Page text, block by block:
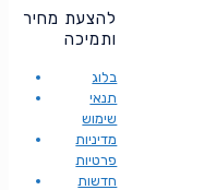
להצעת מחיר
ותמיכה
בלוג
תנאי
שימוש
מדיניות
פרטיות
חדשות